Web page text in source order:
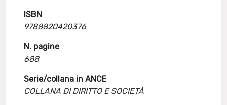
ISBN
9788820420376
N. pagine
688
Serie/collana in ANCE
COLLANA DI DIRITTO E SOCIETÀ